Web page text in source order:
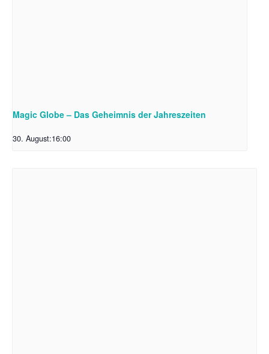
Magic Globe – Das Geheimnis der Jahreszeiten
30. August:16:00